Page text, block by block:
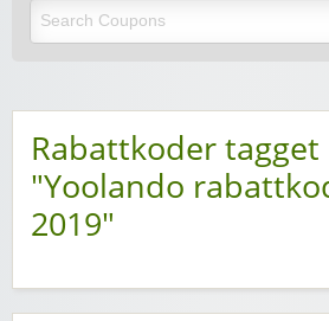
Rabattkoder tagget
"Yoolando
2019"